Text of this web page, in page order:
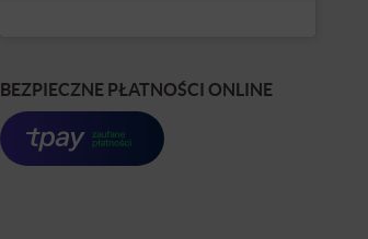
BEZPIECZNE PŁATNOŚCI ONLINE